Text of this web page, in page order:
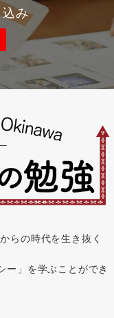
み
らの時代を生き抜く
ー」を学ぶことができ